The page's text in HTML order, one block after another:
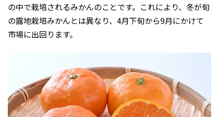
の中で栽培されるみかんのことです。これにより、冬が旬
の露地栽培みかんとは異なり、4月下旬から9月にかけて
市場に出回ります。